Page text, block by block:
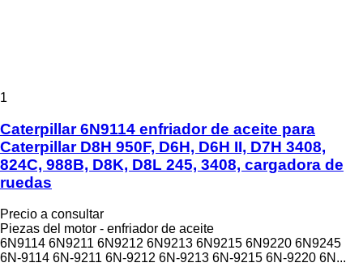
1
Caterpillar 6N9114 enfriador de aceite para
Caterpillar D8H 950F, D6H, D6H II, D7H 3408,
824C, 988B, D8K, D8L 245, 3408, cargadora de
ruedas
Precio a consultar
Piezas del motor - enfriador de aceite
6N9114 6N9211 6N9212 6N9213 6N9215 6N9220 6N9245
6N-9114 6N-9211 6N-9212 6N-9213 6N-9215 6N-9220 6N...